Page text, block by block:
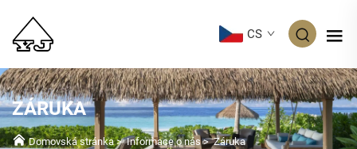
CS
ZÁRUKA
Domovská stránka>Informace o nás>Záruka